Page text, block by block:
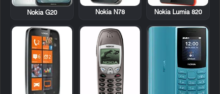
Nokia Lumia 820
Nokia N78
Nokia G20